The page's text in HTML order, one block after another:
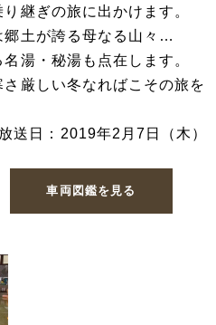
継ぎの旅に出かけます。
郷土が誇る母なる山々…
湯・秘湯も点在します。
厳しい冬なればこその旅を
送日：2019年2月7日（木）
車両図鑑を見る